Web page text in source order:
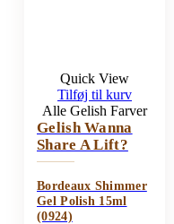
Quick View
Tilføj til kurv
Alle Gelish Farver
Gelish Wanna
Share A Lift?
Bordeaux Shimmer
Gel Polish 15ml
(0924)